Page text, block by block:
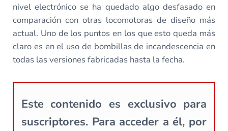
nivel electrónico se ha quedado algo desfasado en
comparación con otras locomotoras de diseño más
actual. Uno de los puntos en los que esto queda más
claro es en el uso de bombillas de incandescencia en
todas las versiones fabricadas hasta la fecha.
Este contenido es exclusivo para
suscriptores. Para acceder a él, por